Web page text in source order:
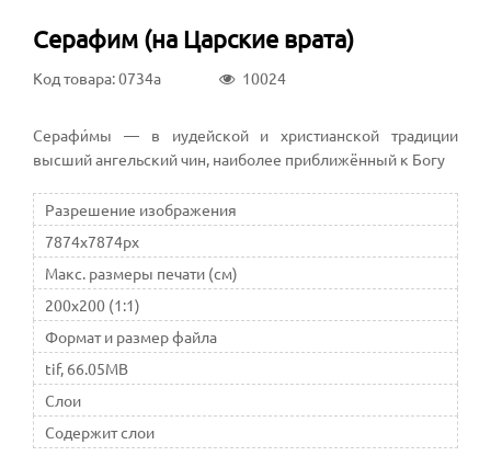
Серафим (на Царские врата)
Код товара: 0734a 10024
Серафи́мы — в иудейской и христианской традиции
высший ангельский чин, наиболее приближённый к Богу
Разрешение изображения
7874x7874px
Макс. размеры печати (см)
200x200 (1:1)
Формат и размер файла
tif, 66.05MB
Слои
Содержит слои